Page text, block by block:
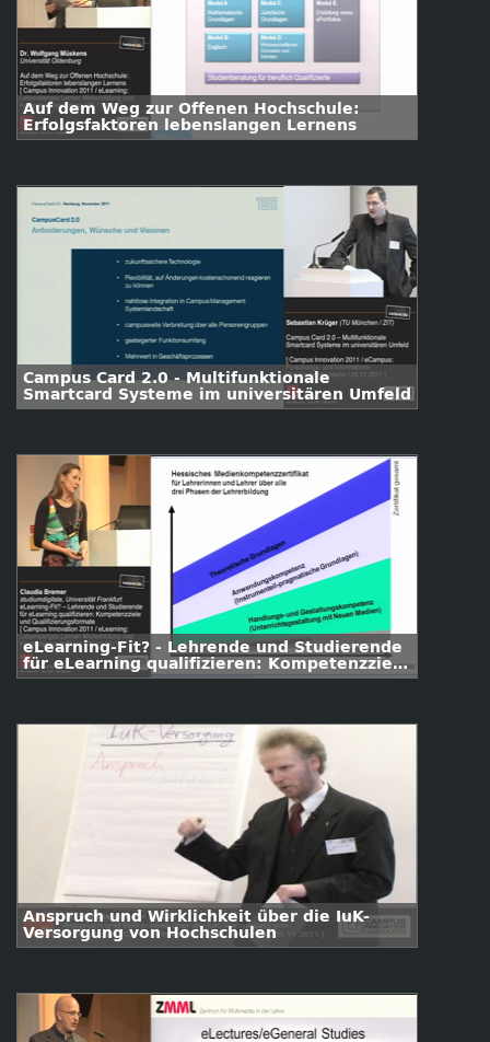
Auf dem Weg zur Offenen Hochschule:
Erfolgsfaktoren lebenslangen Lernens
Campus Card 2.0 - Multifunktionale
Smartcard Systeme im universitären Umfeld
eLearning-Fit? - Lehrende und Studierende
für eLearning qualifizieren: Kompetenzziele
und Qualifizierungsformate
Anspruch und Wirklichkeit über die IuK-
Versorgung von Hochschulen